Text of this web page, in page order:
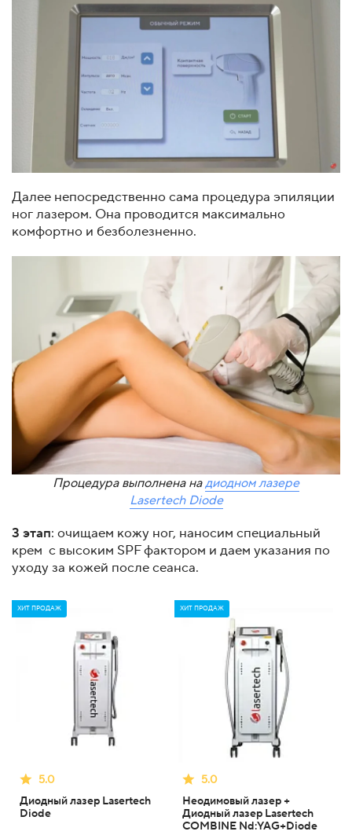
Далее непосредственно сама процедура эпиляции
ног лазером. Она проводится максимально
комфортно и безболезненно.
Процедура выполнена надиодном лазере
Lasertech Diode
3 этап: очищаем кожу ног, наносим специальный
крем с высоким SPF фактором и даем указания по
уходу за кожей после сеанса.
ХИТ ПРОДАЖ
5.0
Диодный лазер Lasertech
Diode
ХИТ ПРОДАЖ
5.0
Неодимовый лазер +
Диодный лазер Lasertech
COMBINE Nd:YAG+Diode